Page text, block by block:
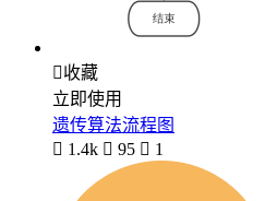
收藏
立即使用
遗传算法流程图
 1.4k  95  1